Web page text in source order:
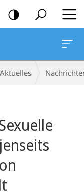
Aktuelles